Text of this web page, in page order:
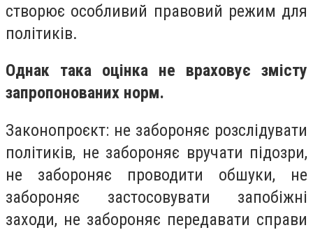
створює особливий правовий режим для
політиків.
Однак така оцінка не враховує змісту
запропонованих норм.
Законопроєкт: не забороняє розслідувати
політиків, не забороняє вручати підозри,
не забороняє проводити обшуки, не
забороняє застосовувати запобіжні
заходи, не забороняє передавати справи